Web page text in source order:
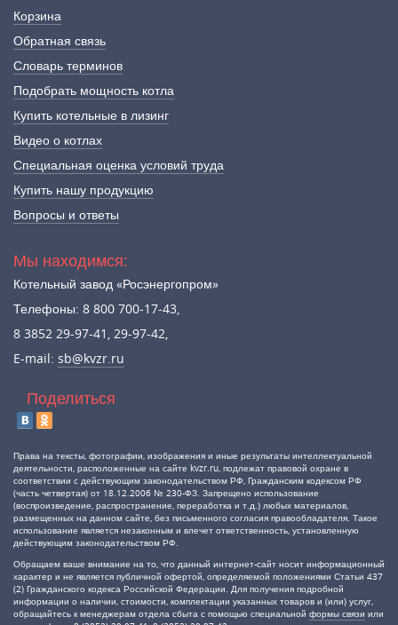
Корзина
Обратная связь
Словарь терминов
Подобрать мощность котла
Купить котельные в лизинг
Видео о котлах
Специальная оценка условий труда
Купить нашу продукцию
Вопросы и ответы
Мы находимся:
Котельный завод «Росэнергопром»
Телефоны: 8 800 700-17-43,
8 3852 29-97-41, 29-97-42,
E-mail: sb@kvzr.ru
Поделиться
Права на тексты, фотографии, изображения и иные результаты интеллектуальной
деятельности, расположенные на сайте kvzr.ru, подлежат правовой охране в
соответствии с действующим законодательством РФ, Гражданским кодексом РФ
(часть четвертая) от 18.12.2006 № 230-ФЗ. Запрещено использование
(воспроизведение, распространение, переработка и т.д.) любых материалов,
размещенных на данном сайте, без письменного согласия правообладателя. Такое
использование является незаконным и влечет ответственность, установленную
действующим законодательством РФ.
Обращаем ваше внимание на то, что данный интернет-сайт носит информационный
характер и не является публичной офертой, определяемой положениями Статьи 437
(2) Гражданского кодекса Российской Федерации. Для получения подробной
информации о наличии, стоимости, комплектации указанных товаров и (или) услуг,
обращайтесь к менеджерам отдела сбыта с помощью специальной формы связи или